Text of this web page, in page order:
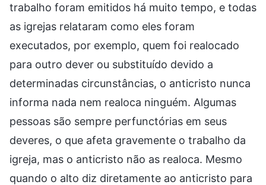
trabalho foram emitidos há muito tempo, e todas
as igrejas relataram como eles foram
executados, por exemplo, quem foi realocado
para outro dever ou substituído devido a
determinadas circunstâncias, o anticristo nunca
informa nada nem realoca ninguém. Algumas
pessoas são sempre perfunctórias em seus
deveres, o que afeta gravemente o trabalho da
igreja, mas o anticristo não as realoca. Mesmo
quando o alto diz diretamente ao anticristo para